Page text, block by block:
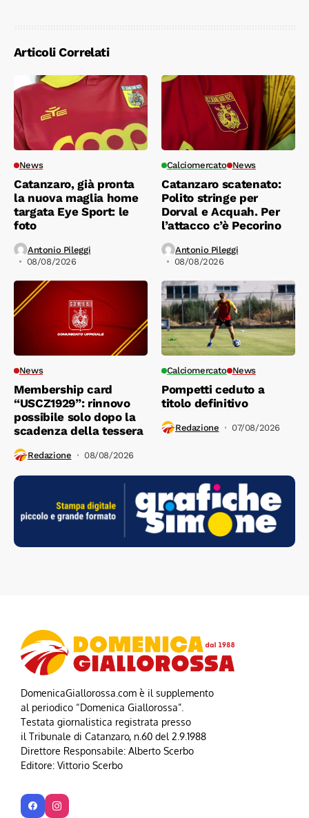
Articoli Correlati
News
Catanzaro, già pronta
la nuova maglia home
targata Eye Sport: le
foto
Antonio Pileggi
08/08/2026
Calciomercato News
Catanzaro scatenato:
Polito stringe per
Dorval e Acquah. Per
l’attacco c’è Pecorino
Antonio Pileggi
08/08/2026
News
Membership card
“USCZ1929”: rinnovo
possibile solo dopo la
scadenza della tessera
Redazione 08/08/2026
Calciomercato News
Pompetti ceduto a
titolo definitivo
Redazione 07/08/2026
DomenicaGiallorossa.com è il supplemento
al periodico “Domenica Giallorossa”.
Testata giornalistica registrata presso
il Tribunale di Catanzaro, n.60 del 2.9.1988
Direttore Responsabile: Alberto Scerbo
Editore: Vittorio Scerbo